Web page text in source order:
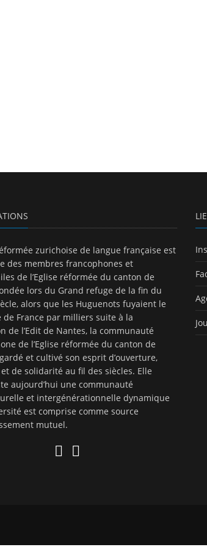
zurichoise de langue française est
des membres francophones et
de l’Eglise réformée du canton de
lors du Grand refuge de la fin du
alors que les Huguenots fuyaient le
de France par milliers suite à la
de l’Edit de Nantes, la communauté
de l’Eglise réformée du canton de
et cultivé son esprit d’ouverture,
et de solidarité au fil des siècles. Elle
aujourd’hui une communauté
et intergénérationnelle dynamique
est comprise comme source
mutuel.